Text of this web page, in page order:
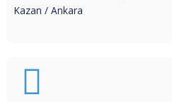
Kazan / Ankara